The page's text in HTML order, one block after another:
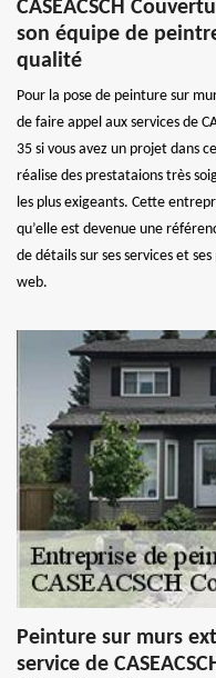
CASEACSCH
son équipe de
qualité
Pour la pose de peinture sur
de faire appel aux services de
35 si vous avez un projet dans
réalise des prestataions très
les plus exigeants. Cette
qu’elle est devenue une
de détails sur ses services et
web.
Peinture sur murs
service de